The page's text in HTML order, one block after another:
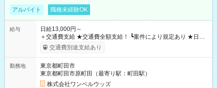
アルバイト 職種未経験OK
給与
日給13,000円～
＋交通費支給 ★交通費全額支給！ ┗案件により規定あり ★日払
いOK！（規定あり） ┗働いたその日に現金GET♪ お仕事後はコ
ンビニATMから 日払い分を引き落とせます！ 【試用期間】試
交通費別途支給あり
勤務地
東京都町田市
東京都町田市原町田（最寄り駅：町田駅）
株式会社ワンベルウッズ